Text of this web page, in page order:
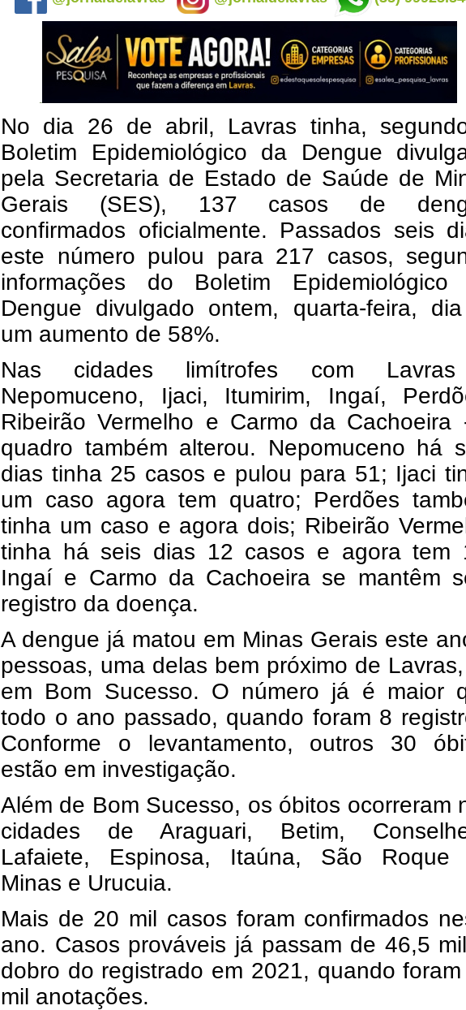
No dia 26 de abril, Lavras tinha,
Boletim Epidemiológico da Dengue
pela Secretaria de Estado de Saúde de
Gerais (SES), 137 casos de
confirmados oficialmente. Passados seis
este número pulou para 217 casos,
informações do Boletim Epidemiológico
Dengue divulgado ontem, quarta-feira,
um aumento de 58%.
Nas cidades limítrofes com
Nepomuceno, Ijaci, Itumirim, Ingaí,
Ribeirão Vermelho e Carmo da Cachoeira
quadro também alterou. Nepomuceno há
dias tinha 25 casos e pulou para 51; Ijaci
um caso agora tem quatro; Perdões
tinha um caso e agora dois; Ribeirão
tinha há seis dias 12 casos e agora tem
Ingaí e Carmo da Cachoeira se mantêm
registro da doença.
A dengue já matou em Minas Gerais este
pessoas, uma delas bem próximo de
em Bom Sucesso. O número já é maior
todo o ano passado, quando foram 8
Conforme o levantamento, outros 30
estão em investigação.
Além de Bom Sucesso, os óbitos ocorreram
cidades de Araguari, Betim,
Lafaiete, Espinosa, Itaúna, São Roque
Minas e Urucuia.
Mais de 20 mil casos foram confirmados
ano. Casos prováveis já passam de 46,5
dobro do registrado em 2021, quando
mil anotações.